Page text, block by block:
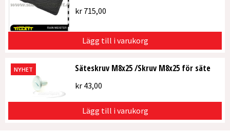
kr715,00
Lägg till i varukorg
NYHET Säteskruv M8x25 /Skruv M8x25 för säte
kr43,00
Lägg till i varukorg